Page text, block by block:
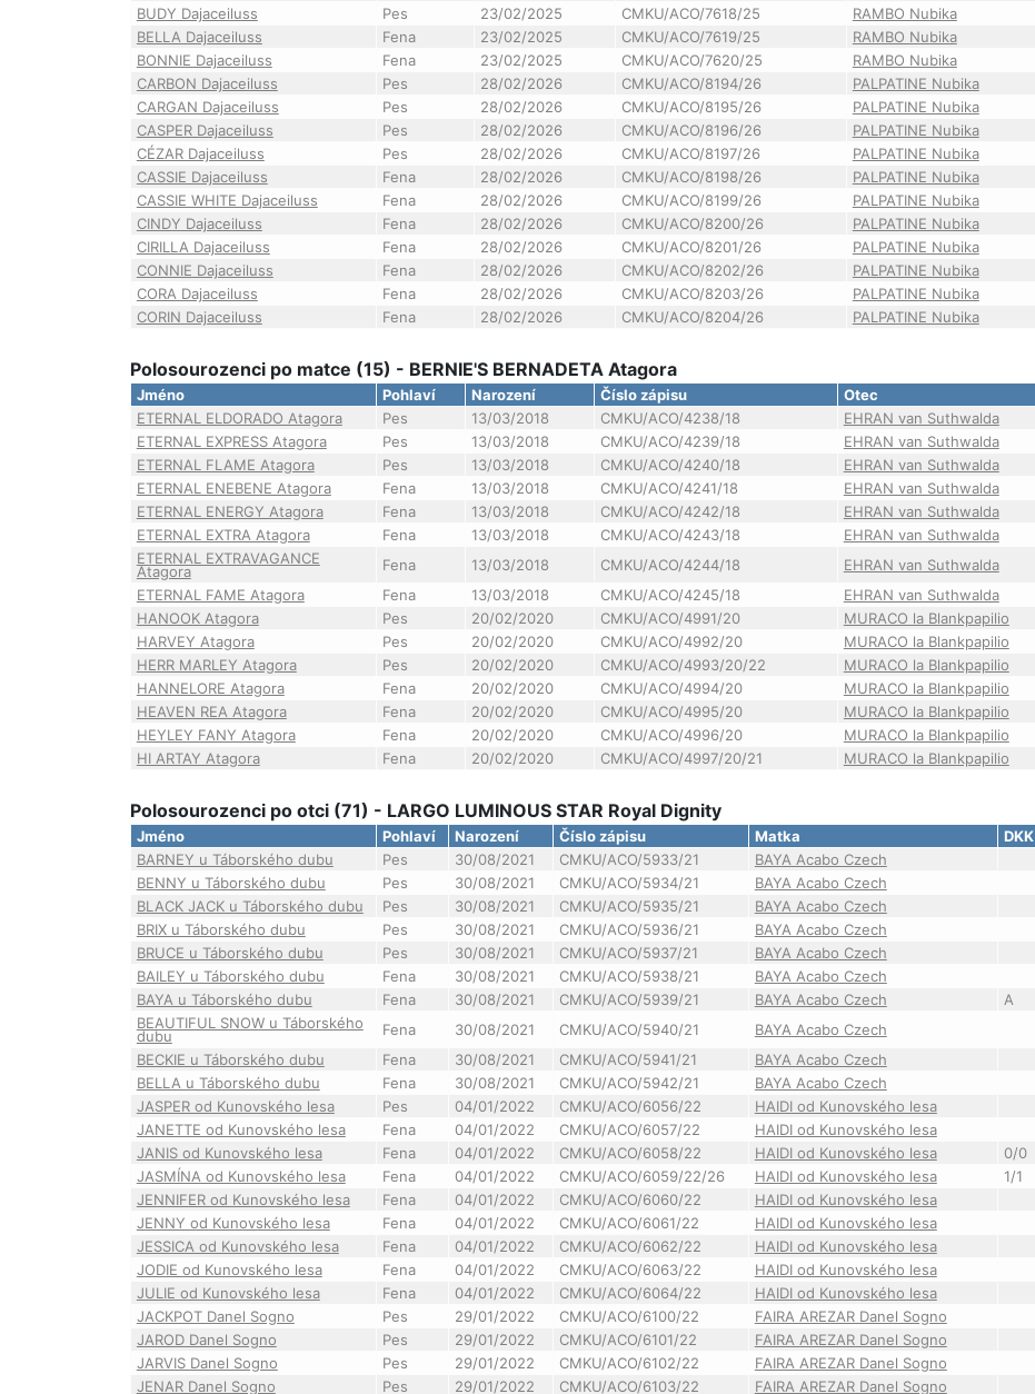
BUDY Dajaceiluss
Pes 23/02/2025 CMKU/ACO/7618/25 RAMBO Nubika
BELLA Dajaceiluss
Fena 23/02/2025 CMKU/ACO/7619/25 RAMBO Nubika
BONNIE Dajaceiluss
Fena 23/02/2025 CMKU/ACO/7620/25 RAMBO Nubika
CARBON Dajaceiluss
Pes 28/02/2026 CMKU/ACO/8194/26 PALPATINE Nubika
CARGAN Dajaceiluss
Pes 28/02/2026 CMKU/ACO/8195/26 PALPATINE Nubika
CASPER Dajaceiluss
Pes 28/02/2026 CMKU/ACO/8196/26 PALPATINE Nubika
CÉZAR Dajaceiluss
Pes 28/02/2026 CMKU/ACO/8197/26 PALPATINE Nubika
CASSIE Dajaceiluss
Fena 28/02/2026 CMKU/ACO/8198/26 PALPATINE Nubika
CASSIE WHITE Dajaceiluss
Fena 28/02/2026 CMKU/ACO/8199/26 PALPATINE Nubika
CINDY Dajaceiluss
Fena 28/02/2026 CMKU/ACO/8200/26 PALPATINE Nubika
CIRILLA Dajaceiluss
Fena 28/02/2026 CMKU/ACO/8201/26 PALPATINE Nubika
CONNIE Dajaceiluss
Fena 28/02/2026 CMKU/ACO/8202/26 PALPATINE Nubika
CORA Dajaceiluss
Fena 28/02/2026 CMKU/ACO/8203/26 PALPATINE Nubika
CORIN Dajaceiluss
Fena 28/02/2026 CMKU/ACO/8204/26 PALPATINE Nubika
Polosourozenci po matce (15) - BERNIE'S BERNADETA Atagora
Jméno Pohlaví Narození Číslo zápisu Otec
ETERNAL ELDORADO Atagora
Pes 13/03/2018 CMKU/ACO/4238/18 EHRAN van Suthwalda
ETERNAL EXPRESS Atagora
Pes 13/03/2018 CMKU/ACO/4239/18 EHRAN van Suthwalda
ETERNAL FLAME Atagora
Pes 13/03/2018 CMKU/ACO/4240/18 EHRAN van Suthwalda
ETERNAL ENEBENE Atagora
Fena 13/03/2018 CMKU/ACO/4241/18 EHRAN van Suthwalda
ETERNAL ENERGY Atagora
Fena 13/03/2018 CMKU/ACO/4242/18 EHRAN van Suthwalda
ETERNAL EXTRA Atagora
Fena 13/03/2018 CMKU/ACO/4243/18 EHRAN van Suthwalda
ETERNAL EXTRAVAGANCE
Atagora Fena 13/03/2018 CMKU/ACO/4244/18 EHRAN van Suthwalda
ETERNAL FAME Atagora
Fena 13/03/2018 CMKU/ACO/4245/18 EHRAN van Suthwalda
HANOOK Atagora
Pes 20/02/2020 CMKU/ACO/4991/20 MURACO la Blankpapilio
HARVEY Atagora
Pes 20/02/2020 CMKU/ACO/4992/20 MURACO la Blankpapilio
HERR MARLEY Atagora
Pes 20/02/2020 CMKU/ACO/4993/20/22 MURACO la Blankpapilio
HANNELORE Atagora
Fena 20/02/2020 CMKU/ACO/4994/20 MURACO la Blankpapilio
HEAVEN REA Atagora
Fena 20/02/2020 CMKU/ACO/4995/20 MURACO la Blankpapilio
HEYLEY FANY Atagora
Fena 20/02/2020 CMKU/ACO/4996/20 MURACO la Blankpapilio
HI ARTAY Atagora
Fena 20/02/2020 CMKU/ACO/4997/20/21 MURACO la Blankpapilio
Polosourozenci po otci (71) - LARGO LUMINOUS STAR Royal Dignity
Jméno Pohlaví Narození Číslo zápisu Matka DKK
BARNEY u Táborského dubu
Pes 30/08/2021 CMKU/ACO/5933/21 BAYA Acabo Czech
BENNY u Táborského dubu
Pes 30/08/2021 CMKU/ACO/5934/21 BAYA Acabo Czech
BLACK JACK u Táborského dubu
Pes 30/08/2021 CMKU/ACO/5935/21 BAYA Acabo Czech
BRIX u Táborského dubu
Pes 30/08/2021 CMKU/ACO/5936/21 BAYA Acabo Czech
BRUCE u Táborského dubu
Pes 30/08/2021 CMKU/ACO/5937/21 BAYA Acabo Czech
BAILEY u Táborského dubu
Fena 30/08/2021 CMKU/ACO/5938/21 BAYA Acabo Czech
BAYA u Táborského dubu
Fena 30/08/2021 CMKU/ACO/5939/21 BAYA Acabo Czech A
BEAUTIFUL SNOW u Táborského
dubu Fena 30/08/2021 CMKU/ACO/5940/21 BAYA Acabo Czech
BECKIE u Táborského dubu
Fena 30/08/2021 CMKU/ACO/5941/21 BAYA Acabo Czech
BELLA u Táborského dubu
Fena 30/08/2021 CMKU/ACO/5942/21 BAYA Acabo Czech
JASPER od Kunovského lesa
Pes 04/01/2022 CMKU/ACO/6056/22 HAIDI od Kunovského lesa
JANETTE od Kunovského lesa
Fena 04/01/2022 CMKU/ACO/6057/22 HAIDI od Kunovského lesa
JANIS od Kunovského lesa
Fena 04/01/2022 CMKU/ACO/6058/22 HAIDI od Kunovského lesa 0/0
JASMÍNA od Kunovského lesa
Fena 04/01/2022 CMKU/ACO/6059/22/26 HAIDI od Kunovského lesa 1/1
JENNIFER od Kunovského lesa
Fena 04/01/2022 CMKU/ACO/6060/22 HAIDI od Kunovského lesa
JENNY od Kunovského lesa
Fena 04/01/2022 CMKU/ACO/6061/22 HAIDI od Kunovského lesa
JESSICA od Kunovského lesa
Fena 04/01/2022 CMKU/ACO/6062/22 HAIDI od Kunovského lesa
JODIE od Kunovského lesa
Fena 04/01/2022 CMKU/ACO/6063/22 HAIDI od Kunovského lesa
JULIE od Kunovského lesa
Fena 04/01/2022 CMKU/ACO/6064/22 HAIDI od Kunovského lesa
JACKPOT Danel Sogno
Pes 29/01/2022 CMKU/ACO/6100/22 FAIRA AREZAR Danel Sogno
JAROD Danel Sogno
Pes 29/01/2022 CMKU/ACO/6101/22 FAIRA AREZAR Danel Sogno
JARVIS Danel Sogno
Pes 29/01/2022 CMKU/ACO/6102/22 FAIRA AREZAR Danel Sogno
JENAR Danel Sogno
Pes 29/01/2022 CMKU/ACO/6103/22 FAIRA AREZAR Danel Sogno